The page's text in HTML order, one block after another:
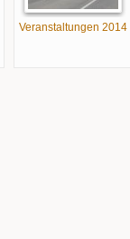
Veranstaltungen 2014